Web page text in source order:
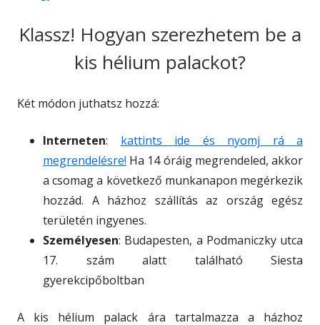
Klassz! Hogyan szerezhetem be a
kis hélium palackot?
Két módon juthatsz hozzá:
Interneten: kattints ide és nyomj rá a
megrendelésre! Ha 14 óráig megrendeled, akkor
a csomag a következő munkanapon megérkezik
hozzád. A házhoz szállítás az ország egész
területén ingyenes.
Személyesen: Budapesten, a Podmaniczky utca
17. szám alatt található Siesta
gyerekcipőboltban
A kis hélium palack ára tartalmazza a házhoz